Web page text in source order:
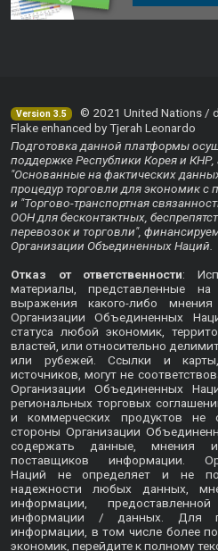
Version 3.5
© 2021 United Nations /
Flake enhanced by Tjerah Leonardo
Подготовка данной платформы
поддержке Республики Корея и КНР,
"Основанные на фактических
процедур торговли для экономик с
и "Торгово-транспортная
ООН для бесконтактных,
перевозок и торговли",
Организации Объединенных Наций.
Отказ от ответственности:
материалы, представленные
выражения какого-либо
Организации Объединенных
статуса любой экономик,
властей, или относительно
или рубежей. Ссылки и
источников, могут не
Организации Объединенных
региональных торговых
и коммерческих продуктов не
стороны Организации
содержать данные, мнения и
поставщиков информации.
Наций не определяет и не
надежности любых данных,
информации,
информации / данных. Для
информации, в том числе более
экономик, перейдите кполному